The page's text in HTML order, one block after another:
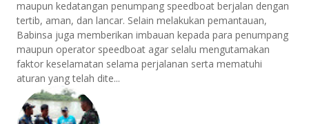
maupun kedatangan penumpang speedboat berjalan dengan
tertib, aman, dan lancar. Selain melakukan pemantauan,
Babinsa juga memberikan imbauan kepada para penumpang
maupun operator speedboat agar selalu mengutamakan
faktor keselamatan selama perjalanan serta mematuhi
aturan yang telah dite...